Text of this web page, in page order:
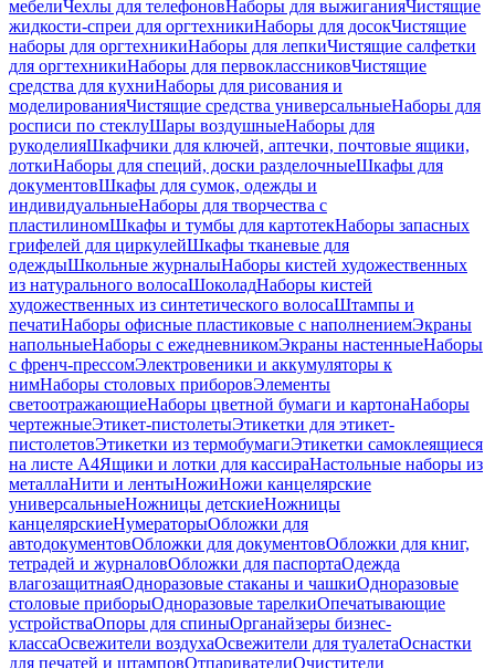
мебелиЧехлы для телефоновНаборы для выжиганияЧистящие
жидкости-спреи для оргтехникиНаборы для досокЧистящие
наборы для оргтехникиНаборы для лепкиЧистящие салфетки
для оргтехникиНаборы для первоклассниковЧистящие
средства для кухниНаборы для рисования и
моделированияЧистящие средства универсальныеНаборы для
росписи по стеклуШары воздушныеНаборы для
рукоделияШкафчики для ключей, аптечки, почтовые ящики,
лоткиНаборы для специй, доски разделочныеШкафы для
документовШкафы для сумок, одежды и
индивидуальныеНаборы для творчества с
пластилиномШкафы и тумбы для картотекНаборы запасных
грифелей для циркулейШкафы тканевые для
одеждыШкольные журналыНаборы кистей художественных
из натурального волосаШоколадНаборы кистей
художественных из синтетического волосаШтампы и
печатиНаборы офисные пластиковые с наполнениемЭкраны
напольныеНаборы с ежедневникомЭкраны настенныеНаборы
с френч-прессомЭлектровеники и аккумуляторы к
нимНаборы столовых приборовЭлементы
светоотражающиеНаборы цветной бумаги и картонаНаборы
чертежныеЭтикет-пистолетыЭтикетки для этикет-
пистолетовЭтикетки из термобумагиЭтикетки самоклеящиеся
на листе А4Ящики и лотки для кассираНастольные наборы из
металлаНити и лентыНожиНожи канцелярские
универсальныеНожницы детскиеНожницы
канцелярскиеНумераторыОбложки для
автодокументовОбложки для документовОбложки для книг,
тетрадей и журналовОбложки для паспортаОдежда
влагозащитнаяОдноразовые стаканы и чашкиОдноразовые
столовые приборыОдноразовые тарелкиОпечатывающие
устройстваОпоры для спиныОрганайзеры бизнес-
классаОсвежители воздухаОсвежители для туалетаОснастки
для печатей и штамповОтпаривателиОчистители